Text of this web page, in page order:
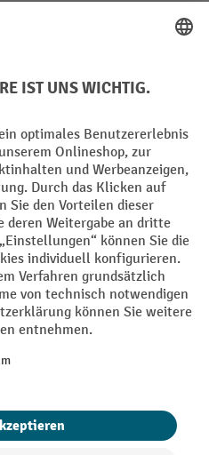
zzgl.Versandkosten und ggf.
angegeben.
reicht. Der Rabatt gilt nicht auf
gewährt. Der Gutschein ist 10
Bestellwert von 250,- € online